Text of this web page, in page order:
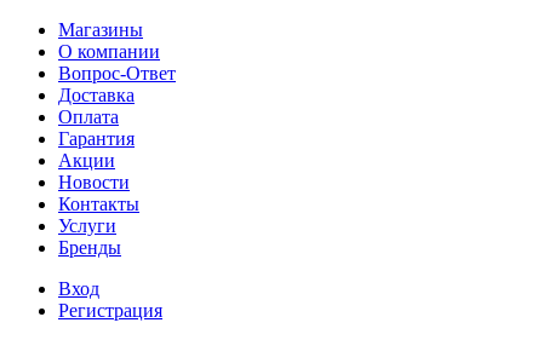
Магазины
О компании
Вопрос-Ответ
Доставка
Оплата
Гарантия
Акции
Новости
Контакты
Услуги
Бренды
Вход
Регистрация